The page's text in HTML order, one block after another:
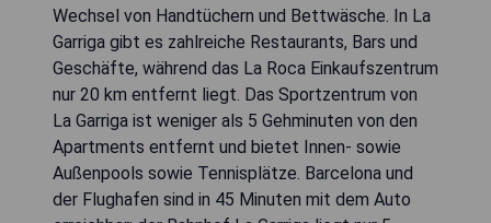
Wechsel von Handtüchern und Bettwäsche. In La
Garriga gibt es zahlreiche Restaurants, Bars und
Geschäfte, während das La Roca Einkaufszentrum
nur 20 km entfernt liegt. Das Sportzentrum von
La Garriga ist weniger als 5 Gehminuten von den
Apartments entfernt und bietet Innen- sowie
Außenpools sowie Tennisplätze. Barcelona und
der Flughafen sind in 45 Minuten mit dem Auto